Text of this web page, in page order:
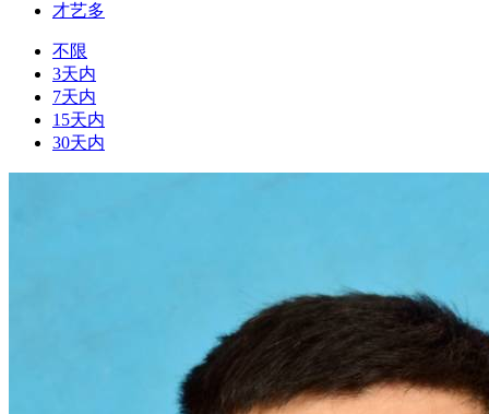
才艺多
不限
3天内
7天内
15天内
30天内